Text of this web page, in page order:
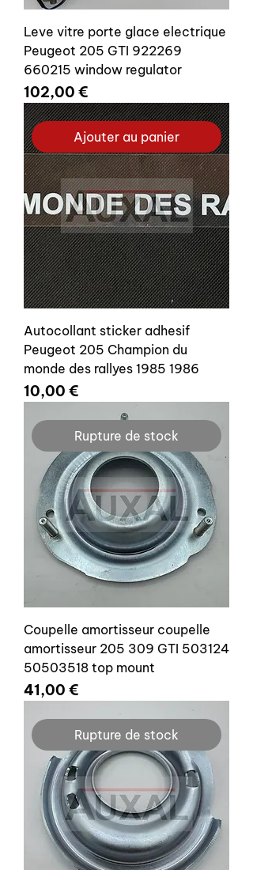
Leve vitre porte glace electrique
Peugeot 205 GTI 922269
660215 window regulator
Prix
102,00 €
Ajouter au panier
Autocollant sticker adhesif
Peugeot 205 Champion du
monde des rallyes 1985 1986
Prix
10,00 €
Rupture de stock
Coupelle amortisseur coupelle
amortisseur 205 309 GTI 503124
50503518 top mount
Prix
41,00 €
Rupture de stock